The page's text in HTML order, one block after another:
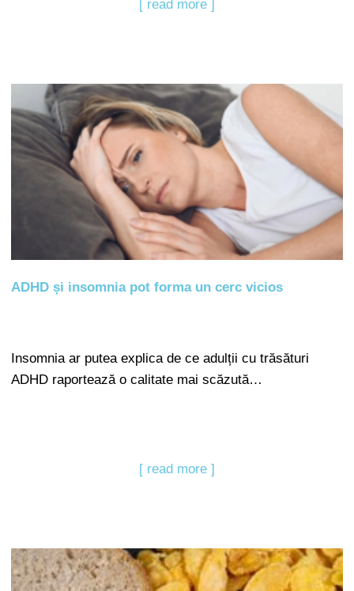
[ read more ]
ADHD și insomnia pot forma un cerc vicios
Insomnia ar putea explica de ce adulții cu trăsături
ADHD raportează o calitate mai scăzută…
[ read more ]